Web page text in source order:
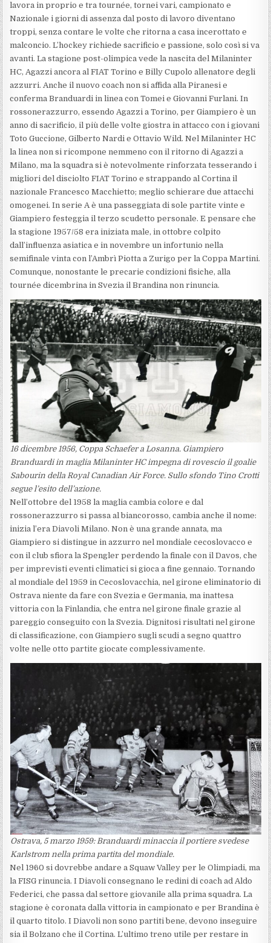
lavora in proprio e tra tournée, tornei vari, campionato e
Nazionale i giorni di assenza dal posto di lavoro diventano
troppi, senza contare le volte che ritorna a casa incerottato e
malconcio. L’hockey richiede sacrificio e passione, solo così si va
avanti. La stagione post-olimpica vede la nascita del Milaninter
HC, Agazzi ancora al FIAT Torino e Billy Cupolo allenatore degli
azzurri. Anche il nuovo coach non si affida alla Piranesi e
conferma Branduardi in linea con Tomei e Giovanni Furlani. In
rossonerazzurro, essendo Agazzi a Torino, per Giampiero è un
anno di sacrificio, il più delle volte giostra in attacco con i giovani
Toto Guccione, Gilberto Nardi e Ottavio Wild. Nel Milaninter HC
la linea non si ricompone nemmeno con il ritorno di Agazzi a
Milano, ma la squadra si è notevolmente rinforzata tesserando i
migliori del disciolto FIAT Torino e strappando al Cortina il
nazionale Francesco Macchietto; meglio schierare due attacchi
omogenei. In serie A è una passeggiata di sole partite vinte e
Giampiero festeggia il terzo scudetto personale. E pensare che
la stagione 1957/58 era iniziata male, in ottobre colpito
dall’influenza asiatica e in novembre un infortunio nella
semifinale vinta con l’Ambrì Piotta a Zurigo per la Coppa Martini.
Comunque, nonostante le precarie condizioni fisiche, alla
tournée dicembrina in Svezia il Brandina non rinuncia.
16 dicembre 1956, Coppa Schaefer a Losanna. Giampiero
Branduardi in maglia Milaninter HC impegna di rovescio il goalie
Sabourin della Royal Canadian Air Force. Sullo sfondo Tino Crotti
segue l’esito dell’azione.
Nell’ottobre del 1958 la maglia cambia colore e dal
rossonerazzurro si passa al biancorosso, cambia anche il nome:
inizia l’era Diavoli Milano. Non è una grande annata, ma
Giampiero si distingue in azzurro nel mondiale cecoslovacco e
con il club sfiora la Spengler perdendo la finale con il Davos, che
per imprevisti eventi climatici si gioca a fine gennaio. Tornando
al mondiale del 1959 in Cecoslovacchia, nel girone eliminatorio di
Ostrava niente da fare con Svezia e Germania, ma inattesa
vittoria con la Finlandia, che entra nel girone finale grazie al
pareggio conseguito con la Svezia. Dignitosi risultati nel girone
di classificazione, con Giampiero sugli scudi a segno quattro
volte nelle otto partite giocate complessivamente.
Ostrava, 5 marzo 1959: Branduardi minaccia il portiere svedese
Karlstrom nella prima partita del mondiale.
Nel 1960 si dovrebbe andare a Squaw Valley per le Olimpiadi, ma
la FISG rinuncia. I Diavoli consegnano le redini di coach ad Aldo
Federici, che passa dal settore giovanile alla prima squadra. La
stagione è coronata dalla vittoria in campionato e per Brandina è
il quarto titolo. I Diavoli non sono partiti bene, devono inseguire
sia il Bolzano che il Cortina. L’ultimo treno utile per restare in